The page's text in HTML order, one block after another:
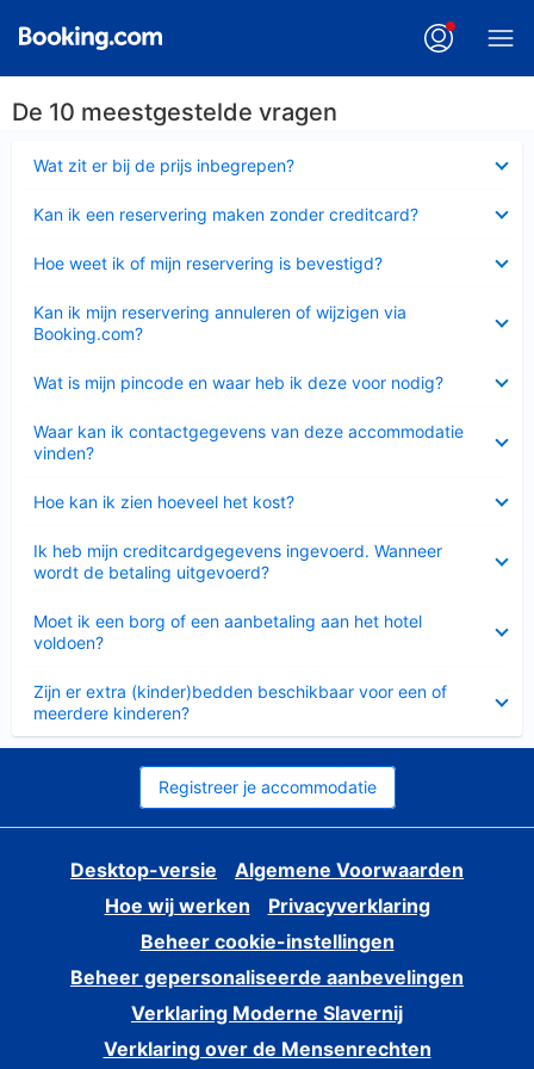
De 10 meestgestelde vragen
Wat zit er bij de prijs inbegrepen?
Kan ik een reservering maken zonder creditcard?
Hoe weet ik of mijn reservering is bevestigd?
Kan ik mijn reservering annuleren of wijzigen via
Booking.com?
Wat is mijn pincode en waar heb ik deze voor nodig?
Waar kan ik contactgegevens van deze accommodatie
vinden?
Hoe kan ik zien hoeveel het kost?
Ik heb mijn creditcardgegevens ingevoerd. Wanneer
wordt de betaling uitgevoerd?
Moet ik een borg of een aanbetaling aan het hotel
voldoen?
Zijn er extra (kinder)bedden beschikbaar voor een of
meerdere kinderen?
Registreer je accommodatie
Desktop-versie
Algemene Voorwaarden
Hoe wij werken
Privacyverklaring
Beheer cookie-instellingen
Beheer gepersonaliseerde aanbevelingen
Verklaring Moderne Slavernij
Verklaring over de Mensenrechten